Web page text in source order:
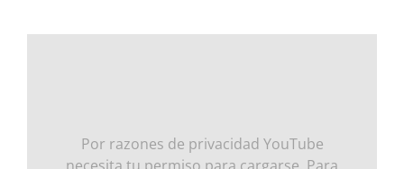
Por razones de privacidad YouTube